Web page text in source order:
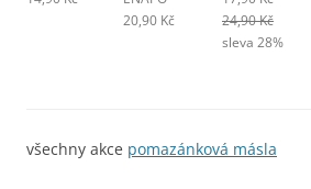
20,90 Kč
24,90 Kč
sleva 28%
všechny akce pomazánková másla